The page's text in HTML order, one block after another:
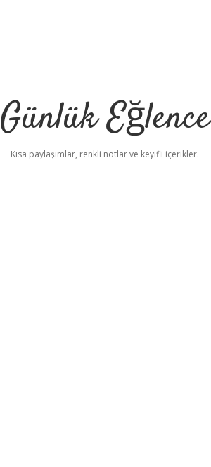
Günlük Eğlence
Kısa paylaşımlar, renkli notlar ve keyifli içerikler.